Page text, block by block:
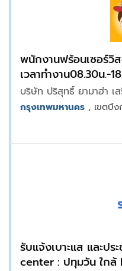
พนักงานฟร้อนเซอร์
เวลาทำงาน08.30น.-
อาทิตย์
บริษัท ปริสุทธิ์ ยามาฮ่า เ
กรุงเทพมหานคร , เขตบึ
รับแจ้งเบาะแส และป
center : ปทุมวัน ใกล้